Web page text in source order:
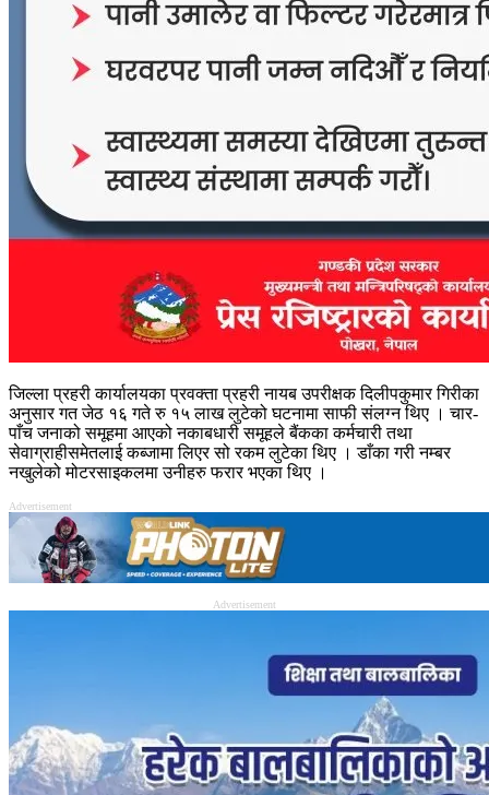
जिल्ला प्रहरी कार्यालयका प्रवक्ता प्रहरी नायब उपरीक्षक दिलीपकुमार गिरीका
अनुसार गत जेठ १६ गते रु १५ लाख लुटेको घटनामा साफी संलग्न थिए । चार-
पाँच जनाको समूहमा आएको नकाबधारी समूहले बैंकका कर्मचारी तथा
सेवाग्राहीसमेतलाई कब्जामा लिएर सो रकम लुटेका थिए । डाँका गरी नम्बर
नखुलेको मोटरसाइकलमा उनीहरु फरार भएका थिए ।
Advertisement
Advertisement